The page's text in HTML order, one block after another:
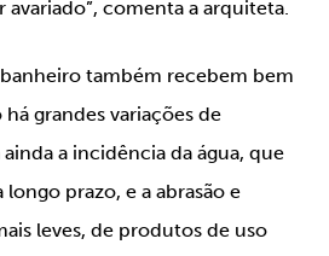
avariado”, comenta a arquiteta.
banheiro também recebem bem
grandes variações de
a incidência da água, que
prazo, e a abrasão e
leves, de produtos de uso